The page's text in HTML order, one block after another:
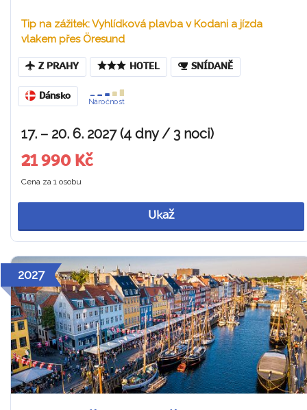
Tip na zážitek: Vyhlídková plavba v Kodani a jízda
vlakem přes Öresund
Z PRAHY HOTEL SNÍDANĚ
Dánsko
Náročnost
17. – 20. 6. 2027 (4 dny / 3 noci)
21 990 Kč
Cena za 1 osobu
Ukaž
2027